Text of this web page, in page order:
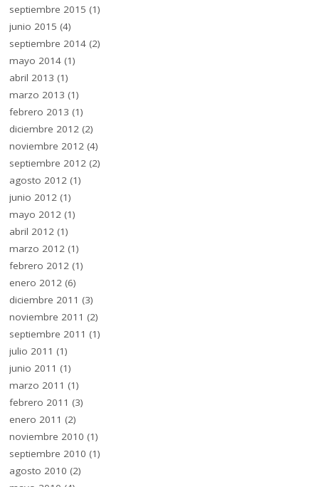
septiembre 2015 (1)
junio 2015 (4)
septiembre 2014 (2)
mayo 2014 (1)
abril 2013 (1)
marzo 2013 (1)
febrero 2013 (1)
diciembre 2012 (2)
noviembre 2012 (4)
septiembre 2012 (2)
agosto 2012 (1)
junio 2012 (1)
mayo 2012 (1)
abril 2012 (1)
marzo 2012 (1)
febrero 2012 (1)
enero 2012 (6)
diciembre 2011 (3)
noviembre 2011 (2)
septiembre 2011 (1)
julio 2011 (1)
junio 2011 (1)
marzo 2011 (1)
febrero 2011 (3)
enero 2011 (2)
noviembre 2010 (1)
septiembre 2010 (1)
agosto 2010 (2)